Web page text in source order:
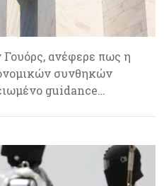
Γουόρς, ανέφερε πως η
συνθηκών
guidance…